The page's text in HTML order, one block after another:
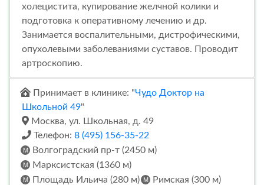
холецистита, купирование желчной колики и
подготовка к оперативному лечению и др.
Занимается воспалительными, дистрофическими,
опухолевыми заболеваниями суставов. Проводит
артроскопию.
Принимает в клинике: "Чудо Доктор на
Школьной 49"
Москва, ул. Школьная, д. 49
Телефон: 8 (495) 156-35-22
Волгоградский пр-т (2450 м)
Марксистская (1360 м)
Площадь Ильича (280 м)
Римская (300 м)